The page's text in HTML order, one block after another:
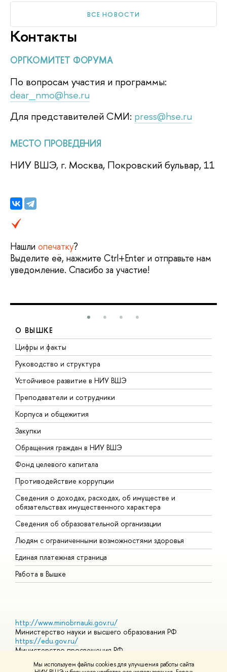
Мы используем файлы cookies для улучшения работы сайта
ВСЕ НОВОСТИ
Контакты
ОРГКОМИТЕТ ФОРУМА
По вопросам участия и программы:
dear_nmo@hse.ru
Для представителей СМИ: press@hse.ru
МЕСТО ПРОВЕДЕНИЯ
НИУ ВШЭ, г. Москва, Покровский бульвар, 11
Нашли опечатку?
Выделите её, нажмите Ctrl+Enter и отправьте нам
уведомление. Спасибо за участие!
О ВЫШКЕ
Цифры и факты
Руководство и структура
Устойчивое развитие в НИУ ВШЭ
Преподаватели и сотрудники
Корпуса и общежития
Закупки
Обращения граждан в НИУ ВШЭ
Фонд целевого капитала
Противодействие коррупции
Сведения о доходах, расходах, об имуществе и
обязательствах имущественного характера
Сведения об образовательной организации
Людям с ограниченными возможностями здоровья
Единая платежная страница
Работа в Вышке
http://www.minobrnauki.gov.ru/
Министерство науки и высшего образования РФ
https://edu.gov.ru/
Министерство просвещения РФ
https://elearning.hse.ru/mooc
Массовые открытые онлайн-курсы